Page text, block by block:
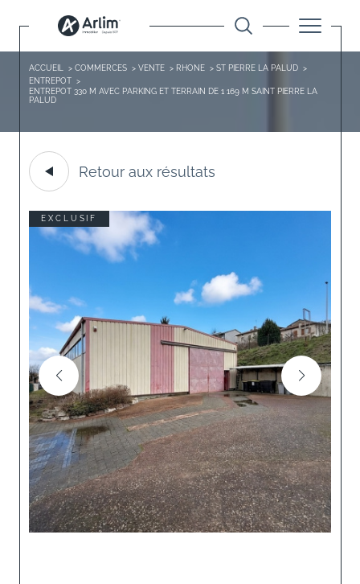
ACCUEIL COMMERCES VENTE RHONE
ST PIERRE LA PALUD
ENTREPOT
ENTREPOT 330 M AVEC PARKING ET TERRAIN DE 1 169 M SAINT PIERRE LA
PALUD
Retour aux résultats
EXCLUSIF